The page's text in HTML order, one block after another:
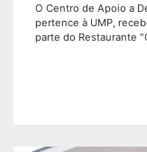
O Centro de Apoio a
pertence à UMP,
parte do Restaurante